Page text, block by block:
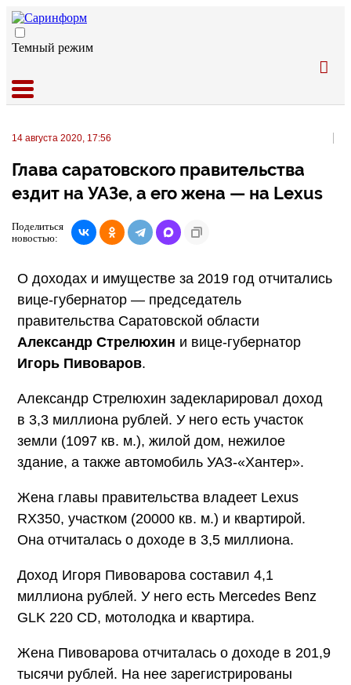
Темный режим
14 августа 2020, 17:56
Глава саратовского правительства
ездит на УАЗе, а его жена — на Lexus
Поделиться
новостью:
О доходах и имуществе за 2019 год отчитались
вице-губернатор — председатель
правительства Саратовской области
Александр Стрелюхин и вице-губернатор
Игорь Пивоваров.
Александр Стрелюхин задекларировал доход
в 3,3 миллиона рублей. У него есть участок
земли (1097 кв. м.), жилой дом, нежилое
здание, а также автомобиль УАЗ-«Хантер».
Жена главы правительства владеет Lexus
RX350, участком (20000 кв. м.) и квартирой.
Она отчиталась о доходе в 3,5 миллиона.
Доход Игоря Пивоварова составил 4,1
миллиона рублей. У него есть Mercedes Benz
GLK 220 CD, мотолодка и квартира.
Жена Пивоварова отчиталась о доходе в 201,9
тысячи рублей. На нее зарегистрированы